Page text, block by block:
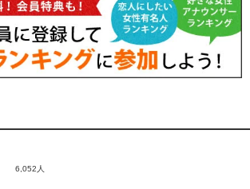
6,052人